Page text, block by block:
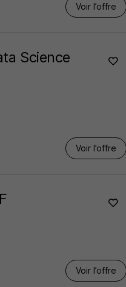
Voir l’offre
Science
Voir l’offre
Voir l’offre